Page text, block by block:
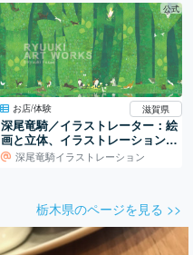
公式
お店/体験 滋賀県
深尾竜騎／イラストレーター：絵
画と立体、イラストレーションの
世界深尾竜騎イラストレーション
栃木県のページを見る >>